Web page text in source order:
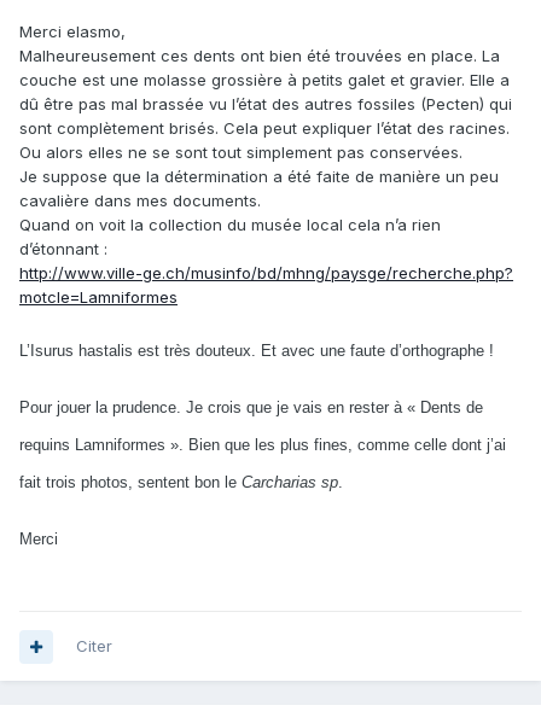
Merci elasmo,
Malheureusement ces dents ont bien été trouvées en place. La
couche est une molasse grossière à petits galet et gravier. Elle a
dû être pas mal brassée vu l’état des autres fossiles (Pecten) qui
sont complètement brisés. Cela peut expliquer l’état des racines.
Ou alors elles ne se sont tout simplement pas conservées.
Je suppose que la détermination a été faite de manière un peu
cavalière dans mes documents.
Quand on voit la collection du musée local cela n’a rien
d’étonnant :
http://www.ville-ge.ch/musinfo/bd/mhng/paysge/recherche.php?
motcle=Lamniformes
L’Isurus hastalis est très douteux. Et avec une faute d’orthographe !
Pour jouer la prudence. Je crois que je vais en rester à « Dents de
requins Lamniformes ». Bien que les plus fines, comme celle dont j’ai
fait trois photos, sentent bon le Carcharias sp
Merci
Citer